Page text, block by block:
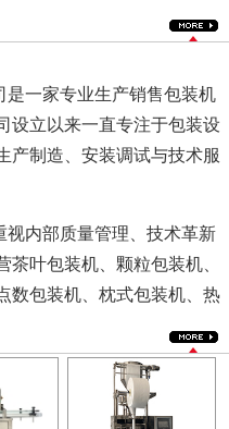
一家专业生产销售包装机
设立以来一直专注于包装设
产制造、安装调试与技术服
内部质量管理、技术革新
茶叶包装机、颗粒包装机、
数包装机、枕式包装机、热
配套设备等十余系列、三
"GMP"标准制造，广泛应用
、乳品、生物工程等行业，
包装计量、成品检验等一整